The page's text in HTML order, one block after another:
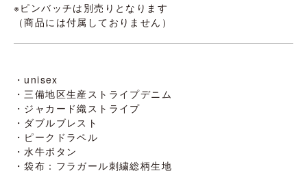
※ピンバッチは別売りとなります
（商品には付属しておりません）
・unisex
・三備地区生産ストライプデニム
・ジャカード織ストライプ
・ダブルブレスト
・ピークドラペル
・水牛ボタン
・袋布：フラガール刺繍総柄生地